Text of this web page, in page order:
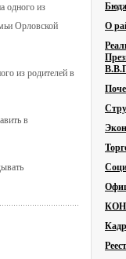
одного из
Орловской
из родителей в
в
О